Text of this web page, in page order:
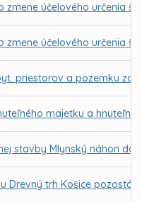
zmene účelového určenia
zmene účelového určenia
priestorov a pozemku za
majetku a
stavby Mlynský náhon do
Drevný trh Košice